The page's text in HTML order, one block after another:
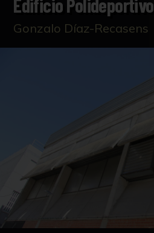
Edificio Polideportivo
Gonzalo Díaz-Recasens